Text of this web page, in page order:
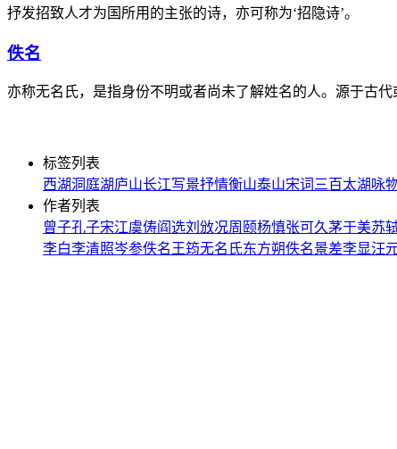
抒发招致人才为国所用的主张的诗，亦可称为‘招隐诗’。
佚名
亦称无名氏，是指身份不明或者尚未了解姓名的人。源于古
标签列表
西湖洞庭湖庐山长江写景抒情衡山泰山宋词三百太湖 咏
作者列表
曾子孔子宋江虞俦阎选刘攽况周颐杨慎张可久茅于美苏
李白李清照岑参佚名 王筠无名氏东方朔佚名景差李显汪